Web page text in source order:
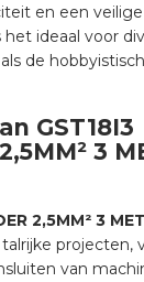
en een
ideaal voor
de
GST18I3
3
2,5MM² 3
projecten,
van